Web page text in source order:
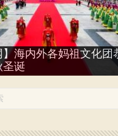
】海内外各妈祖文化团
圣诞
届【武林大会】 Wulin
视频：妈祖巡游在诺
妈祖巡游在诺曼底
祖文化联谊会】参加马
华游街
达法国巴黎妈祖庙
法国艺术家们走进福建
à FuDing (Thé
姓3070周年 la festivité
社团【妈祖文化展示】
年华
团参加蛇年春节嘉年
fête du printemps & le défilé
à Paris
加“中国春节书画展”
calligraphie chinoise à Bussy
加巴黎侨团“送春联”活
Rallye pour le Nouvel An